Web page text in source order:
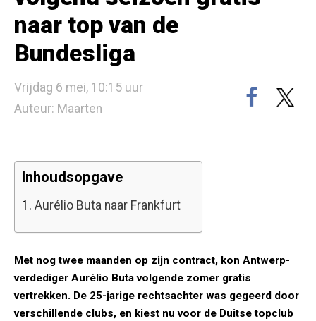
naar top van de
Bundesliga
Vrijdag 6 mei, 10:15 uur
Auteur: Maarten
Inhoudsopgave
1. Aurélio Buta naar Frankfurt
Met nog twee maanden op zijn contract, kon Antwerp-
verdediger Aurélio Buta volgende zomer gratis
vertrekken. De 25-jarige rechtsachter was gegeerd door
verschillende clubs, en kiest nu voor de Duitse topclub